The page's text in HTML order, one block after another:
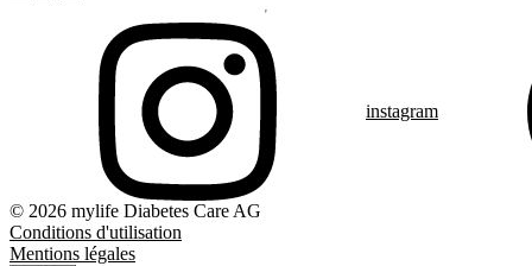
instagram
© 2026 mylife Diabetes Care AG
Conditions d'utilisation
Mentions légales